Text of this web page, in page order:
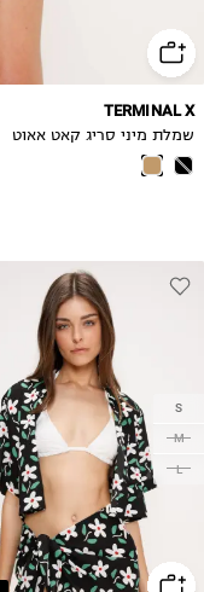
TERMINAL X
שמלת מיני סריג קאט אאוט
S
M
L